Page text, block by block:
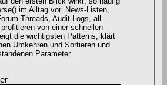
im Alltag vor. News-Listen,
Threads, Audit-Logs, all
von einer schnellen
die wichtigsten Patterns, klärt
Umkehren und Sortieren und
Parameter